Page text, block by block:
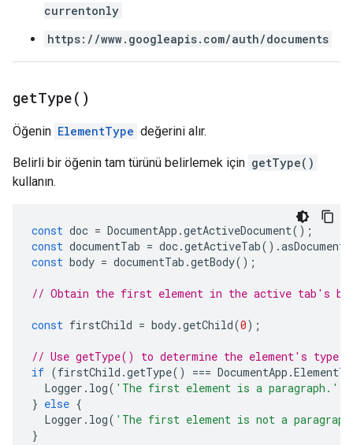
currentonly
https://www.googleapis.com/auth/documents
getType( )
Öğenin ElementType değerini alır.
Belirli bir öğenin tam türünü belirlemek için getType()
kullanın.
const doc = DocumentApp .getActiveDocument();
const documentTab = doc.getActiveTab().
const body = documentTab .getBody();
// Obtain the first element in the active tab's
const firstChild = body.getChild(0);
// Use getType() to determine the element's type.
if (firstChild .getType() === DocumentApp .
Logger . log( 'The first element is a paragraph.'
} else {
Logger . log( 'The first element is not a
}